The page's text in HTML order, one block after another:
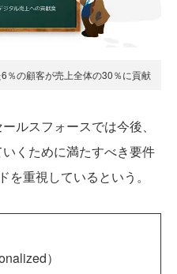
％の顧客が売上全体の30％に貢献
ルスフォースでは今後、
くために満たすべき要件
重視しているという。
）